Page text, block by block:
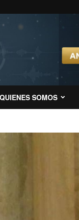
QUIENES SOMOS